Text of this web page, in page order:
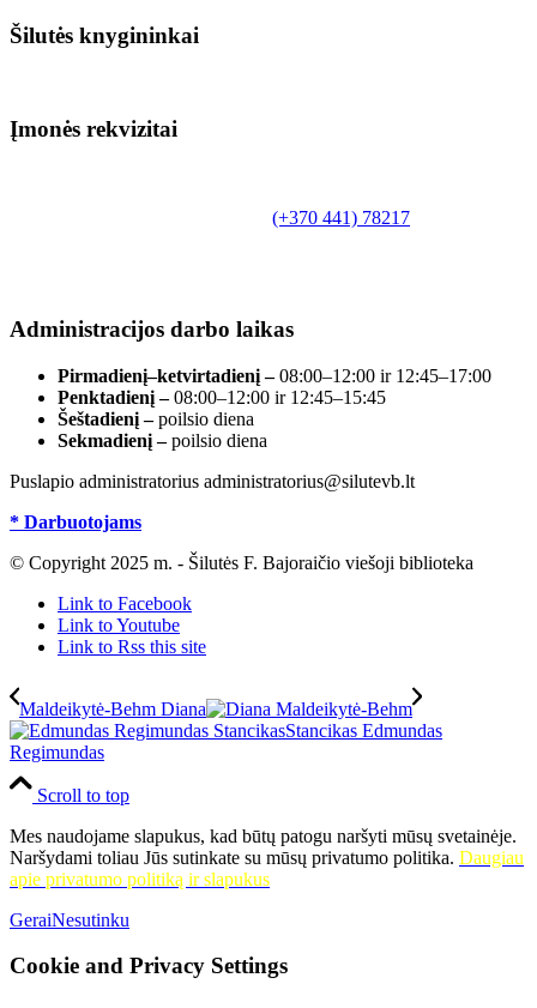
Šilutės knygininkai
Įmonės rekvizitai
(+370 441) 78217
Administracijos darbo laikas
Pirmadienį–ketvirtadienį –08:00–12:00 ir 12:45–17:00
Penktadienį –08:00–12:00 ir 12:45–15:45
Šeštadienį –poilsio diena
Sekmadienį –poilsio diena
Puslapio administratorius administratorius@silutevb.lt
* Darbuotojams
© Copyright 2025 m. - Šilutės F. Bajoraičio viešoji biblioteka
Link to Facebook
Link to Youtube
Link to Rss this site
Maldeikytė-Behm Diana
Stancikas Edmundas
Regimundas
Scroll to top
Mes naudojame slapukus, kad būtų patogu naršyti mūsų svetainėje.
Naršydami toliau Jūs sutinkate su mūsų privatumo politika. Daugiau
apie privatumo politiką ir slapukus
GeraiNesutinku
Cookie and Privacy Settings